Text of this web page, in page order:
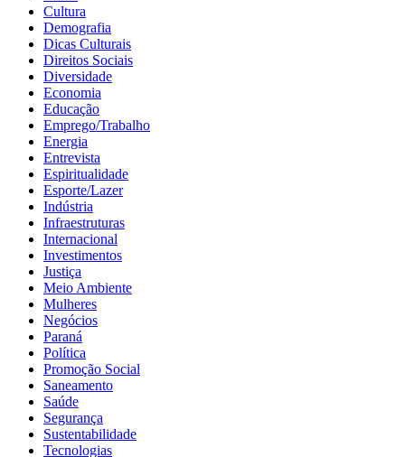
Cultura
Demografia
Dicas Culturais
Direitos Sociais
Diversidade
Economia
Educação
Emprego/Trabalho
Energia
Entrevista
Espiritualidade
Esporte/Lazer
Indústria
Infraestruturas
Internacional
Investimentos
Justiça
Meio Ambiente
Mulheres
Negócios
Paraná
Política
Promoção Social
Saneamento
Saúde
Segurança
Sustentabilidade
Tecnologias